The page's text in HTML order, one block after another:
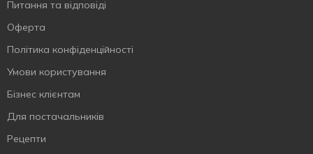
Питання та відповіді
Оферта
Політика конфіденційності
Умови користування
Бізнес клієнтам
Для постачальників
Рецепти